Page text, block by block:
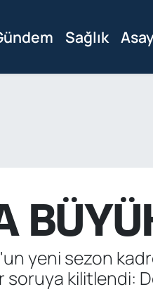
Sağlık
yeni sezon
soruya kilitlendi: